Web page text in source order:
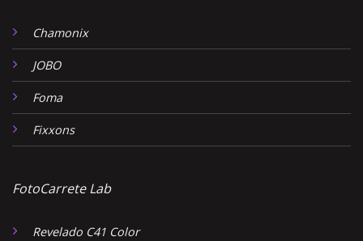
Chamonix
JOBO
Foma
Fixxons
FotoCarrete Lab
Revelado C41 Color